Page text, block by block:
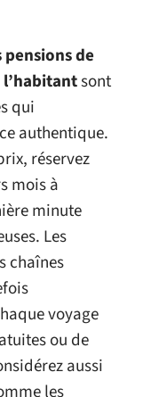
pensions de
sont
qui
authentique.
réservez
mois à
minute
Les
chaînes
voyage
ou de
aussi